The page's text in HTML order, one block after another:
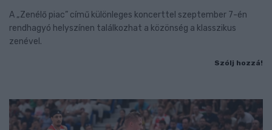
A „Zenélő piac” című különleges koncerttel szeptember 7-én
rendhagyó helyszínen találkozhat a közönség a klasszikus
zenével.
Szólj hozzá!